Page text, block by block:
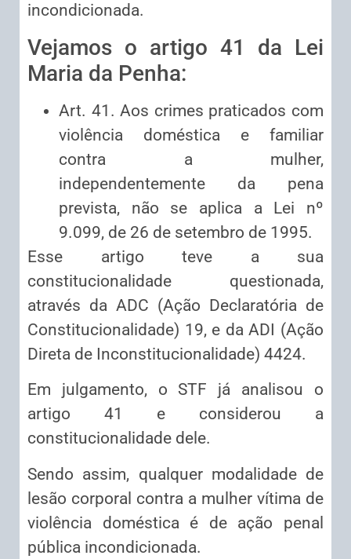
incondicionada.
Vejamos o artigo 41 da Lei
Maria da Penha:
Art. 41. Aos crimes praticados com
violência doméstica e familiar
contra a mulher,
independentemente da pena
prevista, não se aplica a Lei nº
9.099, de 26 de setembro de 1995.
Esse artigo teve a sua
constitucionalidade questionada,
através da ADC (Ação Declaratória de
Constitucionalidade) 19, e da ADI (Ação
Direta de Inconstitucionalidade) 4424.
Em julgamento, o STF já analisou o
artigo 41 e considerou a
constitucionalidade dele.
Sendo assim, qualquer modalidade de
lesão corporal contra a mulher vítima de
violência doméstica é de ação penal
pública incondicionada.